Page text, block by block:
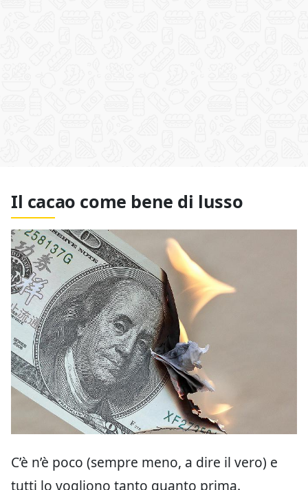
Il cacao come bene di lusso
C’è n’è poco (sempre meno, a dire il vero) e
tutti lo vogliono tanto quanto prima.